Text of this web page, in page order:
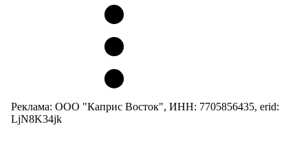
Реклама: ООО "Каприс Восток", ИНН: 7705856435, erid:
LjN8K34jk